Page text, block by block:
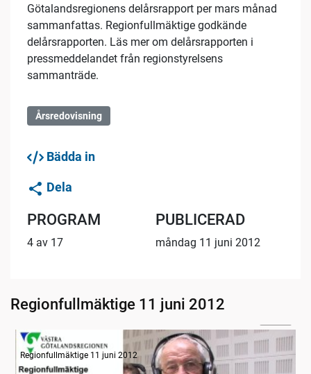
Götalandsregionens delårsrapport per mars månad
sammanfattas. Regionfullmäktige godkände
delårsrapporten. Läs mer om delårsrapporten i
pressmeddelandet från regionstyrelsens
sammanträde.
Årsredovisning
Bädda in
Dela
PROGRAM
4 av 17
PUBLICERAD
måndag 11 juni 2012
Regionfullmäktige 11 juni 2012
Radion informerar, del 1
Regionfullmäktige 11 juni 2012